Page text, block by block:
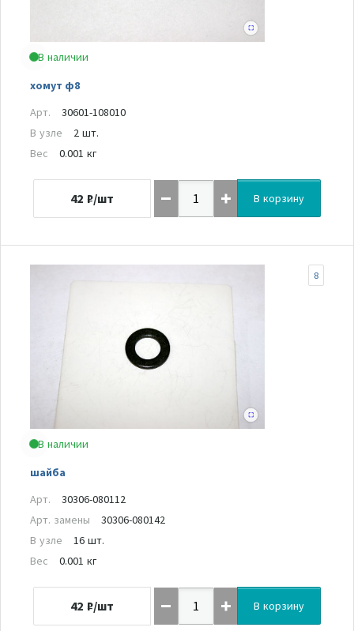
В наличии
хомут ф8
Арт.
30601-108010
В узле
2 шт.
Вес
0.001 кг
42 ₽/шт В корзину
В наличии
шайба
8
Арт.
30306-080112
Арт. замены
30306-080142
В узле
16 шт.
Вес
0.001 кг
42 ₽/шт В корзину